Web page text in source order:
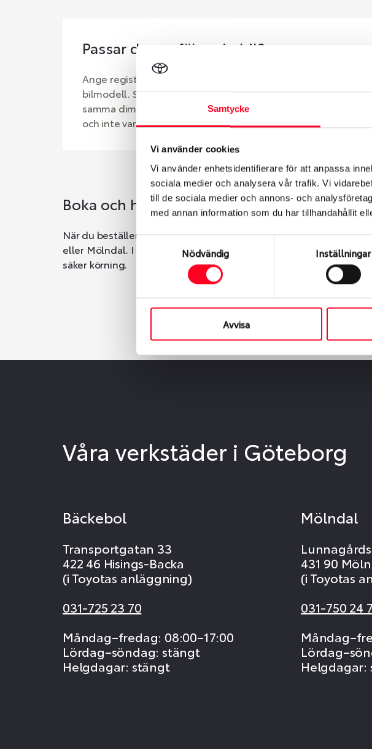
Samtycke
Vi använder cookies
Vi använder enhetsidentifierare för att anpassa
sociala medier och analysera vår trafik. Vi
till de sociala medier och annons- och
med annan information som du har tillhandahållit
Samtyckesval
Nödvändig Inställningar
Avvisa
Passar denna fälg min bil?
Ange registreringsnummer för att se om den fälg du valt
bilmodell. Se till att kolla en extra gång så att däck och fälg
samma dimensioner. Ibland kan fälgen ha bytts ut under
och inte vara samma dimension som bilen hade ut från fabrik.
Boka och hämta hos Däckspecialen
När du beställer dina nya däck eller fälgar hos oss levereras de
eller Mölndal. I beställningen anger du datum och tid för
säker körning.
Våra verkstäder i Göteborg
Bäckebol
Transportgatan 33
422 46 Hisings-Backa
(i Toyotas anläggning)
031-725 23 70
Måndag–fredag: 08:00–17:00
Lördag–söndag: stängt
Helgdagar: stängt
Mölndal
431 90
(i Toyotas
031-750 24
Helgdagar: